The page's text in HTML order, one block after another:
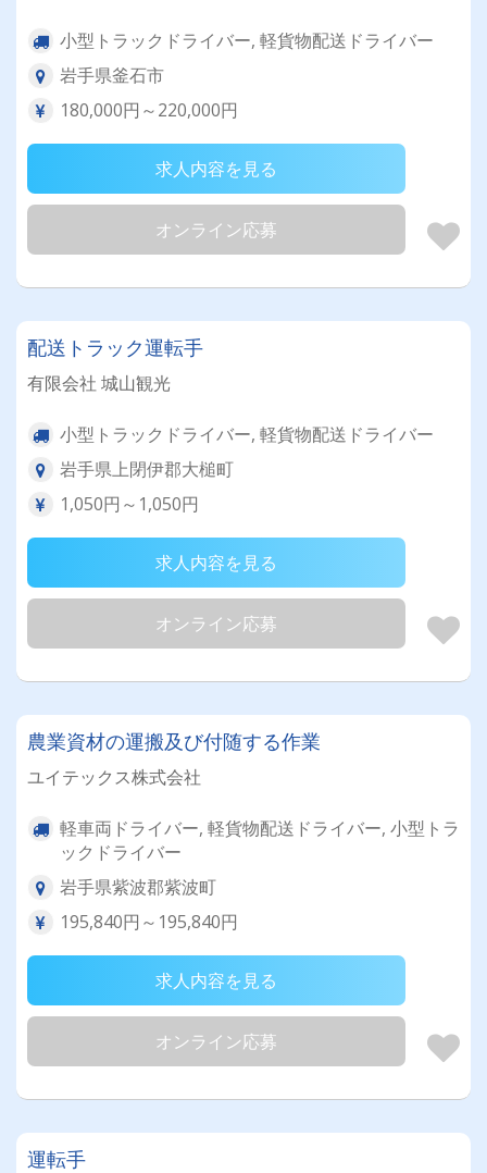
小型トラックドライバー, 軽貨物配送ドライバー
岩手県釜石市
180,000円～220,000円
求人内容を見る
オンライン応募
配送トラック運転手
有限会社 城山観光
小型トラックドライバー, 軽貨物配送ドライバー
岩手県上閉伊郡大槌町
1,050円～1,050円
求人内容を見る
オンライン応募
農業資材の運搬及び付随する作業
ユイテックス株式会社
軽車両ドライバー, 軽貨物配送ドライバー, 小型トラ
ックドライバー
岩手県紫波郡紫波町
195,840円～195,840円
求人内容を見る
オンライン応募
運転手